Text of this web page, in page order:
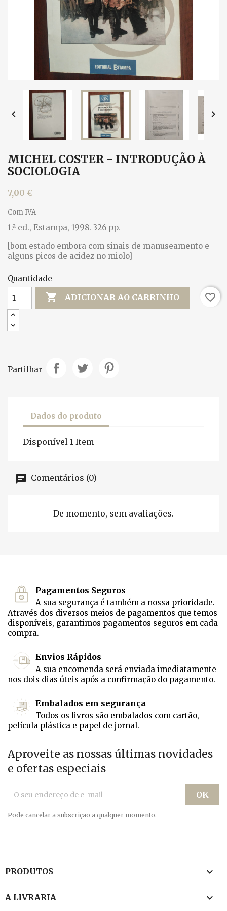
 
MICHEL COSTER - INTRODUÇÃO À
SOCIOLOGIA
7,00 €
Com IVA
1.ª ed., Estampa, 1998. 326 pp.
[bom estado embora com sinais de manuseamento e
alguns picos de acidez no miolo]
Quantidade
 ADICIONAR AO CARRINHO favorite_border
Partilhar
Dados do produto
Disponível 1 Item
Comentários (0)
De momento, sem avaliações.
Pagamentos Seguros
A sua segurança é também a nossa prioridade.
Através dos diversos meios de pagamentos que temos
disponíveis, garantimos pagamentos seguros em cada
compra.
Envios Rápidos
A sua encomenda será enviada imediatamente
nos dois dias úteis após a confirmação do pagamento.
Embalados em segurança
Todos os livros são embalados com cartão,
película plástica e papel de jornal.
Aproveite as nossas últimas novidades
e ofertas especiais
Pode cancelar a subscrição a qualquer momento.
PRODUTOS 
A LIVRARIA 